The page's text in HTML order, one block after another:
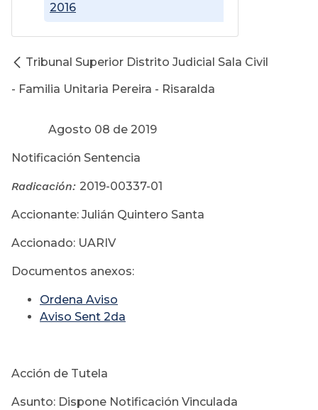
2016
Tribunal Superior Distrito Judicial Sala Civil
- Familia Unitaria Pereira - Risaralda
Agosto 08 de 2019
Notificación Sentencia
Radicación: 2019-00337-01
Accionante: Julián Quintero Santa
Accionado: UARIV
Documentos anexos:
Ordena Aviso
Aviso Sent 2da
Acción de Tutela
Asunto: Dispone Notificación Vinculada